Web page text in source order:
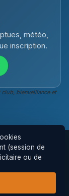
météo,
inscription.
bienveillance et
de
(session de
ou de